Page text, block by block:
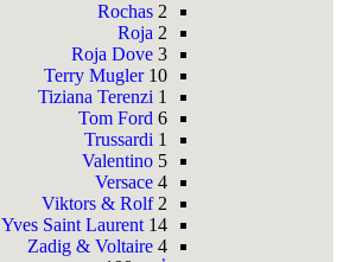
Rochas 2
Roja 2
Roja Dove 3
Terry Mugler 10
Tiziana Terenzi 1
Tom Ford 6
Trussardi 1
Valentino 5
Versace 4
Viktors & Rolf 2
Yves Saint Laurent 14
Zadig & Voltaire 4